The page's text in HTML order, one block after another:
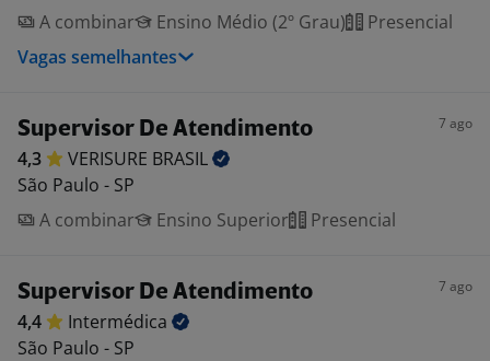
A combinar
Ensino Médio (2º Grau)
Presencial
Vagas semelhantes
Supervisor De Atendimento 7 ago
4,3 VERISURE BRASIL
São Paulo - SP
A combinar
Ensino Superior Presencial
Supervisor De Atendimento 7 ago
4,4
Intermédica
São Paulo - SP